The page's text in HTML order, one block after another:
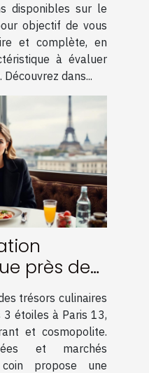
disponibles sur le
objectif de vous
et complète, en
à évaluer
dans...
près des
à Paris 13
trésors culinaires
étoiles à Paris 13,
et cosmopolite.
et marchés
propose une